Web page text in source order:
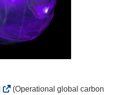
(Operational global carbon